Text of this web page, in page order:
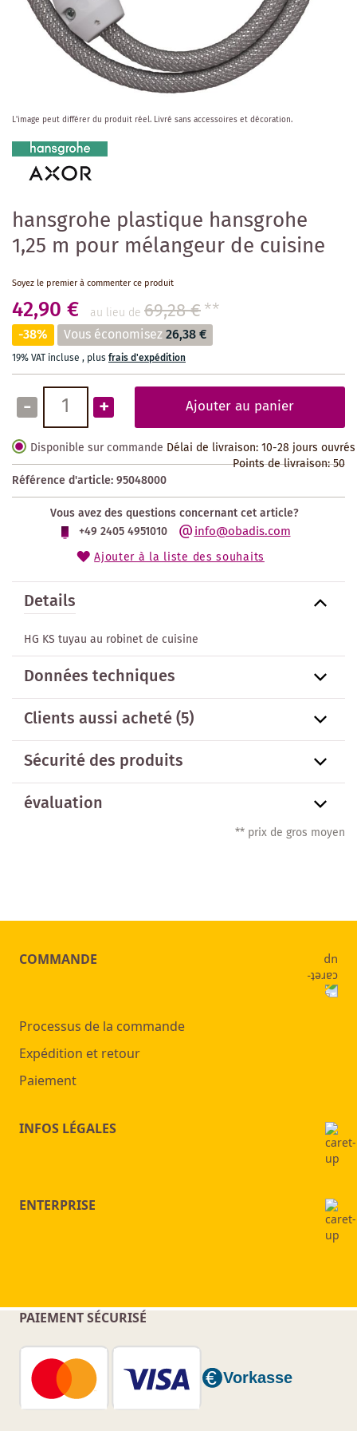
hansgrohe plastique hansgrohe
1,25 m pour mélangeur de cuisine
Soyez le premier à commenter ce produit
42,90 € au lieu de 69,28 €**
-38% Vous économisez26,38 €
19% VAT incluse , plusfrais d'expédition
- + Ajouter au panier
Disponible sur commande Délai de livraison: 10-28 jours ouvrés
Points de livraison:50
Référence d'article:95048000
Vous avez des questions concernant cet article?
+49 2405 4951010
info@obadis.com
Ajouter à la liste des souhaits
Skip
the
beginning
images
gallery
L'image peut différer du produit réel. Livré sans accessoires et décoration.
Details
HG KS tuyau au robinet de cuisine
Données techniques
Clients aussi acheté(5)
Sécurité des produits
évaluation
** prix de gros moyen
COMMANDE
Processus de la commande
Expédition et retour
Paiement
INFOS LÉGALES
ENTERPRISE
PAIEMENT SÉCURISÉ